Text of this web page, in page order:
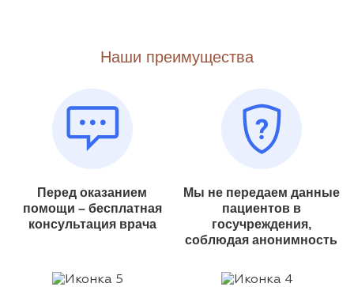
Наши преимущества
Перед оказанием
помощи – бесплатная
консультация врача
Мы не передаем данные
пациентов в
госучреждения,
соблюдая анонимность